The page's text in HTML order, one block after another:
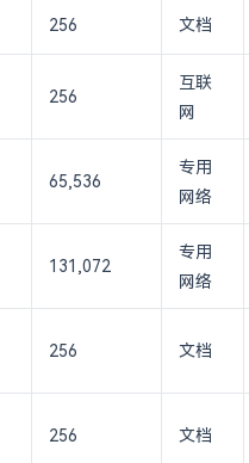
256 文档
256
互联
网
65,536
专用
网络
131,072
专用
网络
256 文档
256 文档